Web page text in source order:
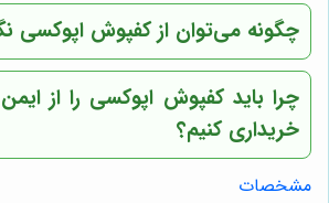
چگونه می‌توان از کفپوش اپوکسی
چرا باید کفپوش اپوکسی را از
خریداری کنیم؟
مشخصات